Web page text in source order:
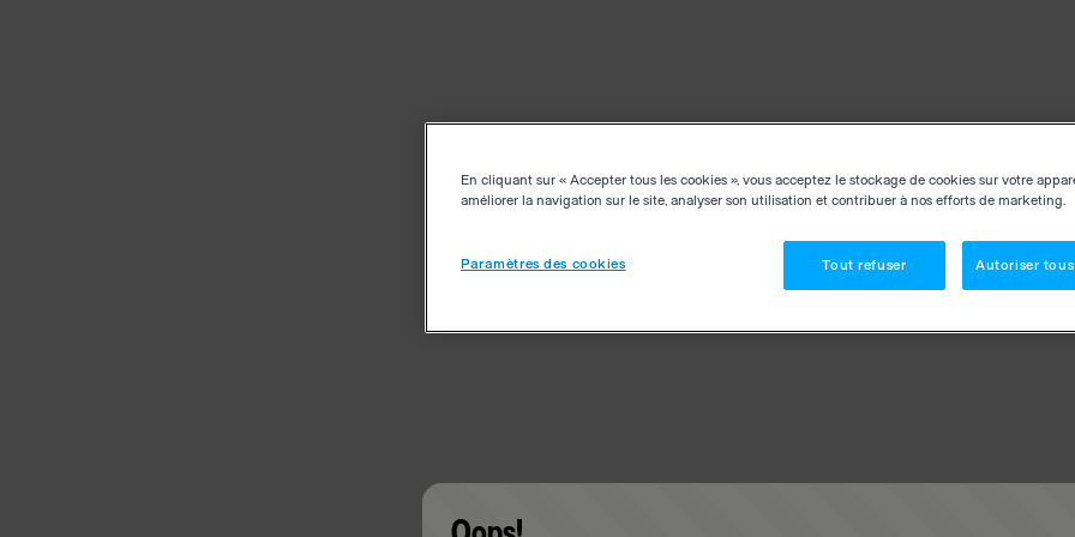
En cliquant sur « Accepter tous les cookies », vous acceptez le stockage de cookies sur votre
améliorer la navigation sur le site, analyser son utilisation et contribuer à nos efforts de marketing.
Paramètres des cookies Tout refuser Autoriser